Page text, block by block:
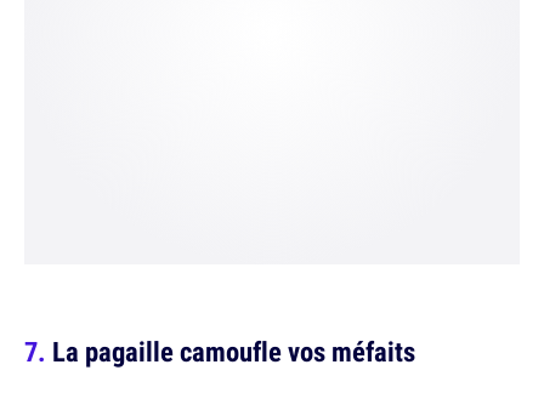
La pagaille camoufle vos méfaits